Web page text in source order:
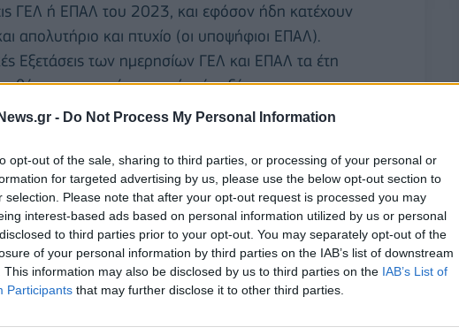
- Do Not Process My Personal Information
opt-out of the sale, sharing to third parties, or processing of your personal or
for targeted advertising by us, please use the below opt-out section to
selection. Please note that after your opt-out request is processed you may
interest-based ads based on personal information utilized by us or personal
to third parties prior to your opt-out. You may separately opt-out of the
of your personal information by third parties on the IAB’s list of downstream
This information may also be disclosed by us to third parties on the IAB’s List of
Participants that may further disclose it to other third parties.
ΓΕΛ ή ΕΠΑΛ του 2023, και εφόσον ήδη κατέχουν
απολυτήριο και πτυχίο (οι υποψήφιοι ΕΠΑΛ).
Εξετάσεις των ημερησίων ΓΕΛ και ΕΠΑΛ τα έτη
εισακτέων, χωρίς νέα εξέταση.
στη διαδικασία επιλογής με τα μόρια που είχαν
τους μεν υποψηφίους του 10% έτους 2021 ισχύει
υποψηφίους του 10% έτους 2022 ισχύει η
(ΠΜΔ) για εισαγωγή στα ΔΙΕΚ, οι υποψήφιοι
με τον ίδιο προσωπικό κωδικό ασφαλείας
Μηχανογραφικό Δελτίο για τα Δημόσια ΙΕΚ.
Δελτίου για εισαγωγή στα Δημόσια ΙΕΚ